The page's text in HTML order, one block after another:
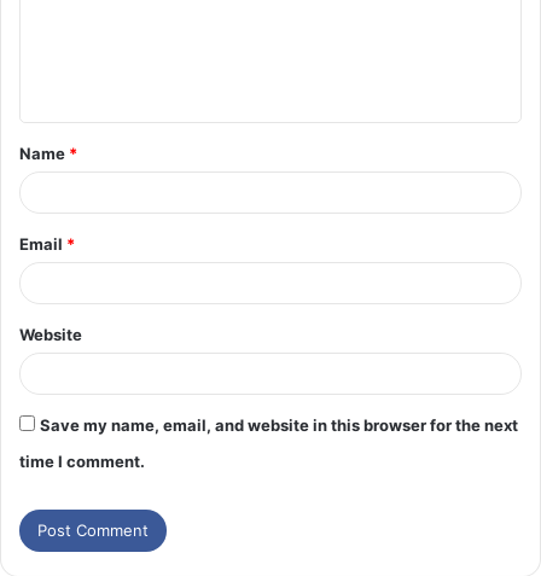
Name *
Email *
Website
Save my name, email, and website in this browser for the next
time I comment.